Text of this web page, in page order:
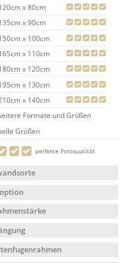
x 80cm
x 90cm
x 100cm
x 110cm
x 120cm
x 130cm
x 140cm
Formate und Größen
Größen
perfekte Fotoqualität